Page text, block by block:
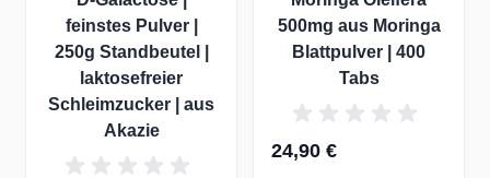
feinstes Pulver |
250g Standbeutel |
laktosefreier
Schleimzucker | aus
Akazie
500mg aus Moringa
Blattpulver | 400
Tabs
24,90 €